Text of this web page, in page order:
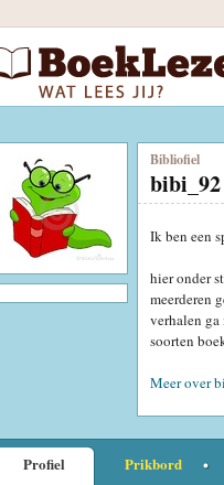
Bibliofiel
bibi_92
Ik ben een
hier onder
meerderen
verhalen ga
soorten
Meer over
Profiel Prikbord